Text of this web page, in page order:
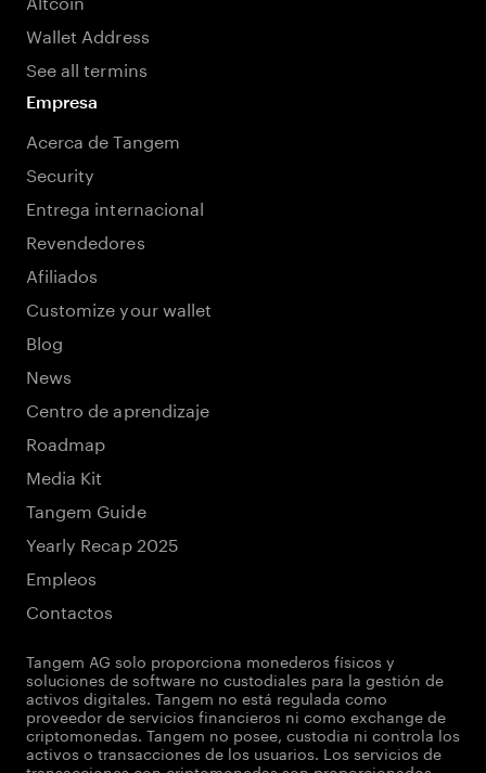
Wallet Address
See all termins
Empresa
Acerca de Tangem
Security
Entrega internacional
Revendedores
Afiliados
Customize your wallet
Blog
News
Centro de aprendizaje
Roadmap
Media Kit
Tangem Guide
Yearly Recap 2025
Empleos
Contactos
Tangem AG solo proporciona monederos físicos y
soluciones de software no custodiales para la gestión de
activos digitales. Tangem no está regulada como
proveedor de servicios financieros ni como exchange de
criptomonedas. Tangem no posee, custodia ni controla los
activos o transacciones de los usuarios. Los servicios de